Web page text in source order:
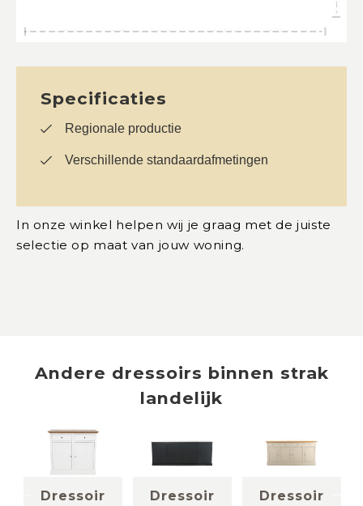
Specificaties
Regionale productie
Verschillende standaardafmetingen
In onze winkel helpen wij je graag met de juiste
selectie op maat van jouw woning.
Andere dressoirs binnen strak
landelijk
Dressoir
Dressoir
Dressoir